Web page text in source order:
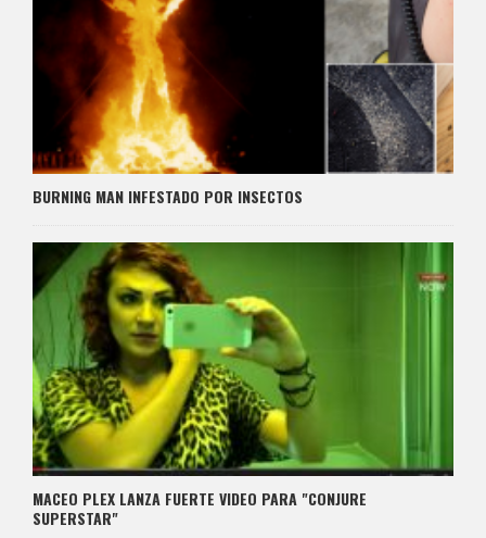
BURNING MAN INFESTADO POR INSECTOS
MACEO PLEX LANZA FUERTE VIDEO PARA "CONJURE
SUPERSTAR"